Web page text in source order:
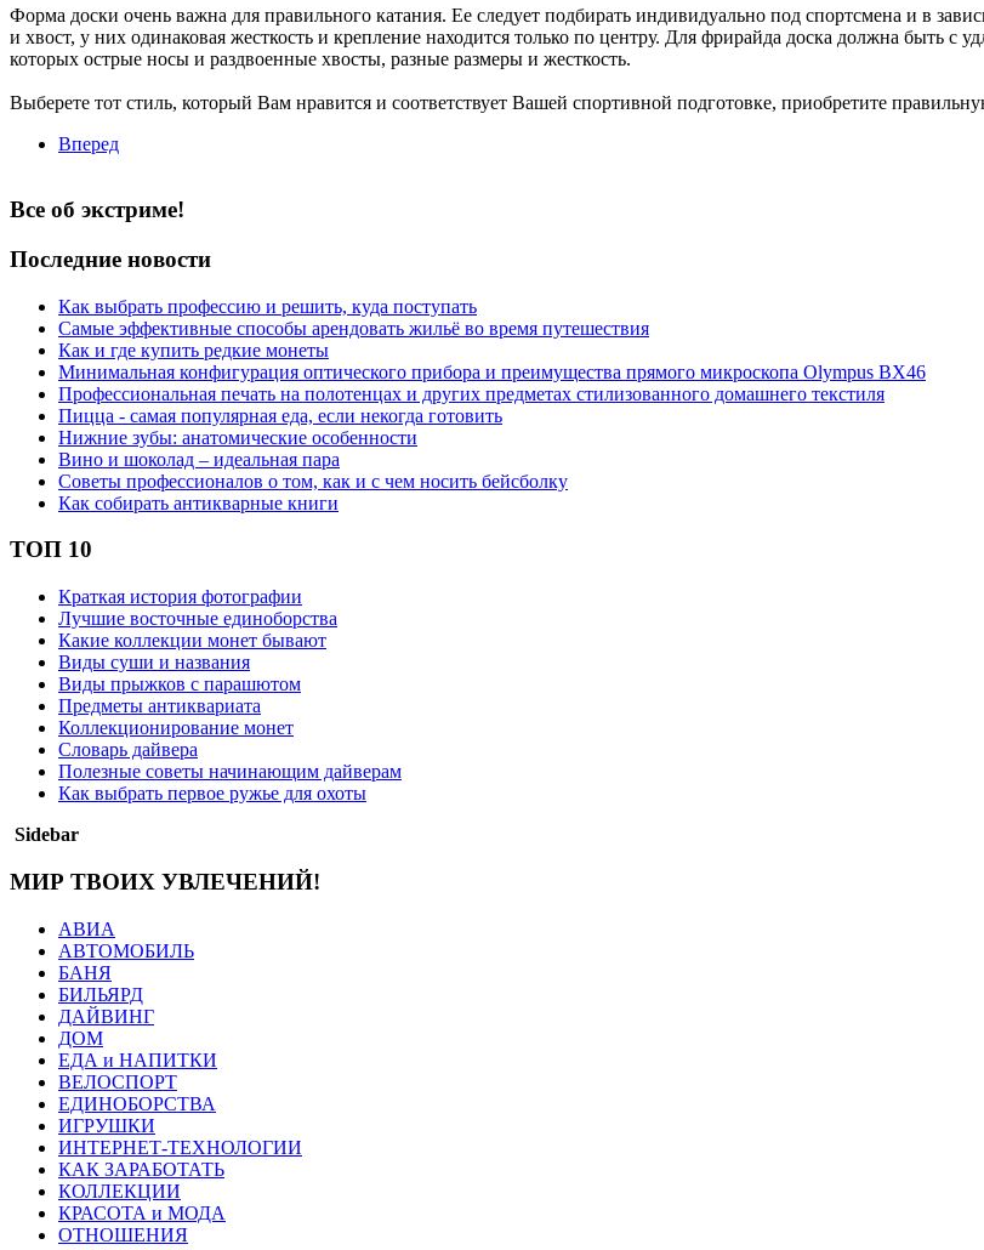
Форма доски очень важна для правильного катания. Ее следует подбирать индивидуально под спортсмена и в
и хвост, у них одинаковая жесткость и крепление находится только по центру. Для фрирайда доска должна быть
которых острые носы и раздвоенные хвосты, разные размеры и жесткость.
Выберете тот стиль, который Вам нравится и соответствует Вашей спортивной подготовке, приобретите
Вперед
Все об экстриме!
Последние новости
Как выбрать профессию и решить, куда поступать
Самые эффективные способы арендовать жильё во время путешествия
Как и где купить редкие монеты
Минимальная конфигурация оптического прибора и преимущества прямого микроскопа Olympus BX46
Профессиональная печать на полотенцах и других предметах стилизованного домашнего текстиля
Пицца - самая популярная еда, если некогда готовить
Нижние зубы: анатомические особенности
Вино и шоколад – идеальная пара
Советы профессионалов о том, как и с чем носить бейсболку
Как собирать антикварные книги
ТОП 10
Краткая история фотографии
Лучшие восточные единоборства
Какие коллекции монет бывают
Виды суши и названия
Виды прыжков с парашютом
Предметы антиквариата
Коллекционирование монет
Словарь дайвера
Полезные советы начинающим дайверам
Как выбрать первое ружье для охоты
Sidebar
МИР ТВОИХ УВЛЕЧЕНИЙ!
АВИА
АВТОМОБИЛЬ
БАНЯ
БИЛЬЯРД
ДАЙВИНГ
ДОМ
ЕДА и НАПИТКИ
ВЕЛОСПОРТ
ЕДИНОБОРСТВА
ИГРУШКИ
ИНТЕРНЕТ-ТЕХНОЛОГИИ
КАК ЗАРАБОТАТЬ
КОЛЛЕКЦИИ
КРАСОТА и МОДА
ОТНОШЕНИЯ